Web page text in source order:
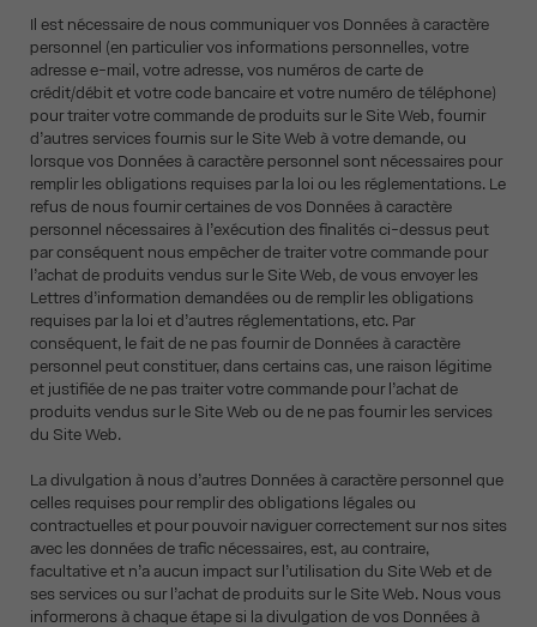
Il est nécessaire de nous communiquer vos Données à caractère
personnel (en particulier vos informations personnelles, votre
adresse e-mail, votre adresse, vos numéros de carte de
crédit/débit et votre code bancaire et votre numéro de téléphone)
pour traiter votre commande de produits sur le Site Web, fournir
d’autres services fournis sur le Site Web à votre demande, ou
lorsque vos Données à caractère personnel sont nécessaires pour
remplir les obligations requises par la loi ou les réglementations. Le
refus de nous fournir certaines de vos Données à caractère
personnel nécessaires à l’exécution des finalités ci-dessus peut
par conséquent nous empêcher de traiter votre commande pour
l’achat de produits vendus sur le Site Web, de vous envoyer les
Lettres d’information demandées ou de remplir les obligations
requises par la loi et d’autres réglementations, etc. Par
conséquent, le fait de ne pas fournir de Données à caractère
personnel peut constituer, dans certains cas, une raison légitime
et justifiée de ne pas traiter votre commande pour l’achat de
produits vendus sur le Site Web ou de ne pas fournir les services
du Site Web.
La divulgation à nous d’autres Données à caractère personnel que
celles requises pour remplir des obligations légales ou
contractuelles et pour pouvoir naviguer correctement sur nos sites
avec les données de trafic nécessaires, est, au contraire,
facultative et n’a aucun impact sur l’utilisation du Site Web et de
ses services ou sur l’achat de produits sur le Site Web. Nous vous
informerons à chaque étape si la divulgation de vos Données à